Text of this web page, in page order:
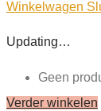
Winkelwagen
Updating…
Geen
Verder winkelen